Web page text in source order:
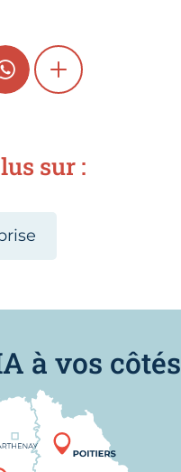
WHATSAPPSHOW MORE
sur :
à vos côtés